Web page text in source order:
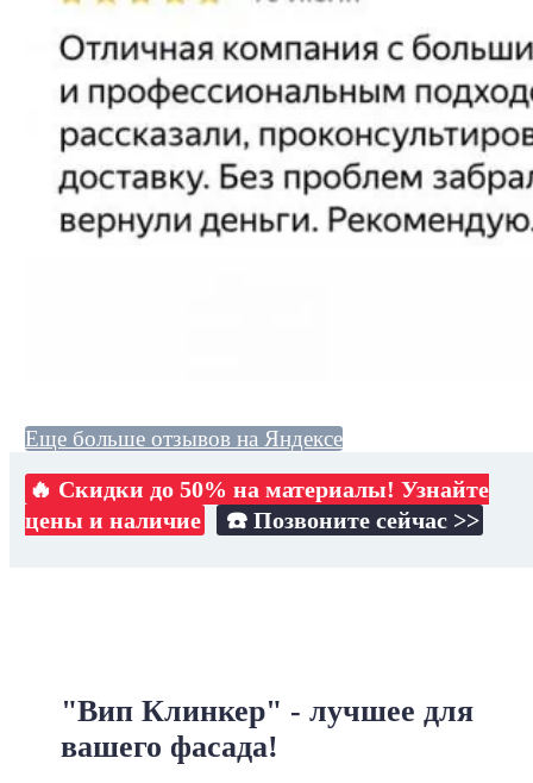
Еще больше отзывов на Яндексе
🔥 Скидки до 50% на материалы! Узнайте
цены и наличие
☎️ Позвоните сейчас >>
"Вип Клинкер" - лучшее для
вашего фасада!